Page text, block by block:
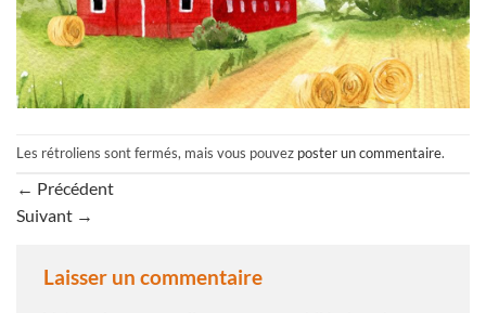
Les rétroliens sont fermés, mais vous pouvez poster un commentaire.
← Précédent
Suivant →
Laisser un commentaire